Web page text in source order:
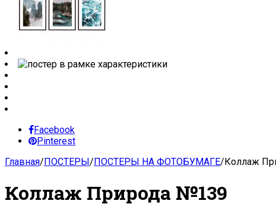
Facebook
Pinterest
Главная/ПОСТЕРЫ/ПОСТЕРЫ НА ФОТОБУМАГЕ/Коллаж
Коллаж Природа №139